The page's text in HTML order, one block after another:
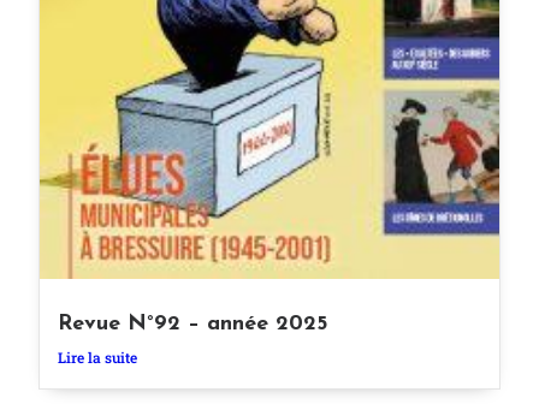
Revue N°92 – année 2025
Lire la suite